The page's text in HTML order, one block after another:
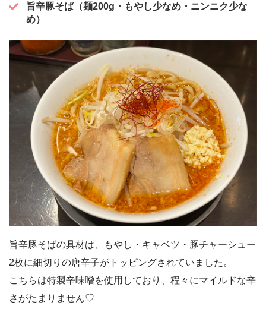
旨辛豚そば（麺200g・もやし少なめ・ニンニク少な
め）
旨辛豚そばの具材は、もやし・キャベツ・豚チャーシュー
2枚に細切りの唐辛子がトッピングされていました。
こちらは特製辛味噌を使用しており、程々にマイルドな辛
さがたまりません♡